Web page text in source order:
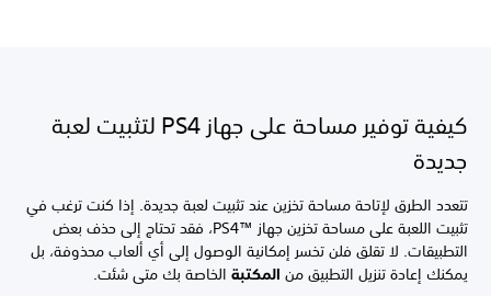
كيفية توفير مساحة على جهاز PS4 لتثبيت لعبة
جديدة
تتعدد الطرق لإتاحة مساحة تخزين عند تثبيت لعبة جديدة. إذا كنت ترغب في
تثبيت اللعبة على مساحة تخزين جهاز PS4™‎، فقد تحتاج إلى حذف بعض
التطبيقات. لا تقلق فلن تخسر إمكانية الوصول إلى أي ألعاب محذوفة، بل
يمكنك إعادة تنزيل التطبيق منالمكتبةالخاصة بك متى شئت.